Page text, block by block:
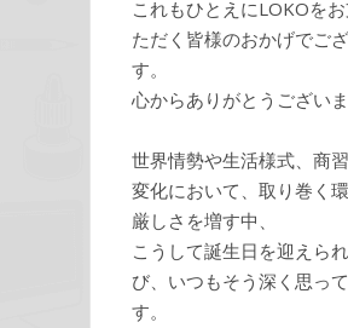
これもひとえにLOKOを
ただく皆様のおかげでご
す。
心からありがとうございま
世界情勢や生活様式、商
変化において、取り巻く
厳しさを増す中、
こうして誕生日を迎えら
び、いつもそう深く思っ
す。